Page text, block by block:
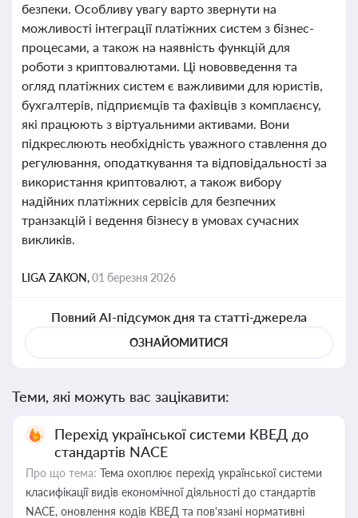
безпеки. Особливу увагу варто звернути на
можливості інтеграції платіжних систем з бізнес-
процесами, а також на наявність функцій для
роботи з криптовалютами. Ці нововведення та
огляд платіжних систем є важливими для юристів,
бухгалтерів, підприємців та фахівців з комплаєнсу,
які працюють з віртуальними активами. Вони
підкреслюють необхідність уважного ставлення до
регулювання, оподаткування та відповідальності за
використання криптовалют, а також вибору
надійних платіжних сервісів для безпечних
транзакцій і ведення бізнесу в умовах сучасних
викликів.
LIGA ZAKON,01 березня 2026
Повний AI-підсумок дня та статті-джерела
ОЗНАЙОМИТИСЯ
Теми, які можуть вас зацікавити:
Перехід української системи КВЕД до
стандартів NACE
Про що тема: Тема охоплює перехід української системи
класифікації видів економічної діяльності до стандартів
NACE, оновлення кодів КВЕД та пов'язані нормативні